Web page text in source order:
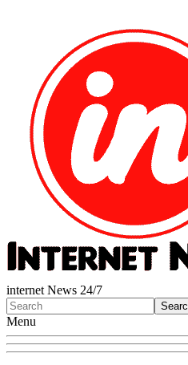
internet News 24/7
Menu